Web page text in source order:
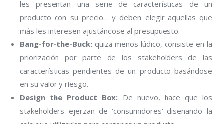
les presentan una serie de características de un
producto con su precio… y deben elegir aquellas que
más les interesen ajustándose al presupuesto.
Bang-for-the-Buck: quizá menos lúdico, consiste en la
priorización por parte de los stakeholders de las
características pendientes de un producto basándose
en su valor y riesgo.
Design the Product Box: De nuevo, hace que los
stakeholders ejerzan de ‘consumidores’ diseñando la